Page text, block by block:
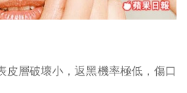
皮層破壞小，返黑機率極低，傷口